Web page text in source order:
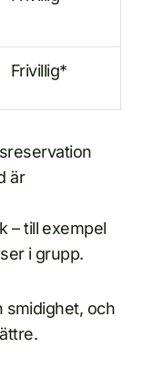
Frivillig*
är
– till exempel
i grupp.
smidighet, och